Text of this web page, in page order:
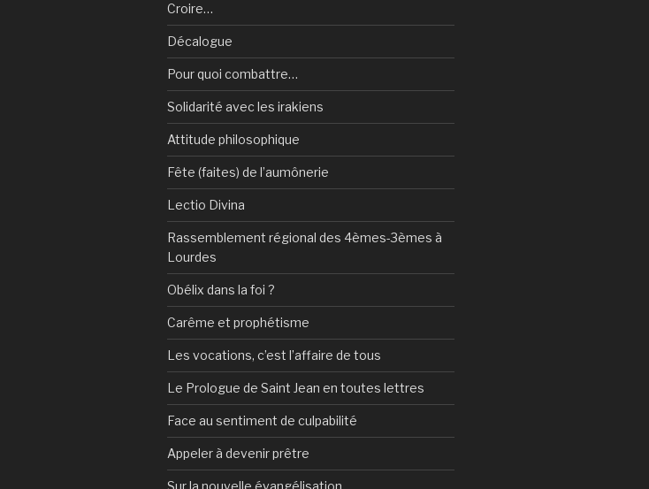
Croire…
Décalogue
Pour quoi combattre…
Solidarité avec les irakiens
Attitude philosophique
Fête (faites) de l’aumônerie
Lectio Divina
Rassemblement régional des 4èmes-3èmes à
Lourdes
Obélix dans la foi ?
Carême et prophétisme
Les vocations, c’est l’affaire de tous
Le Prologue de Saint Jean en toutes lettres
Face au sentiment de culpabilité
Appeler à devenir prêtre
Sur la nouvelle évangélisation